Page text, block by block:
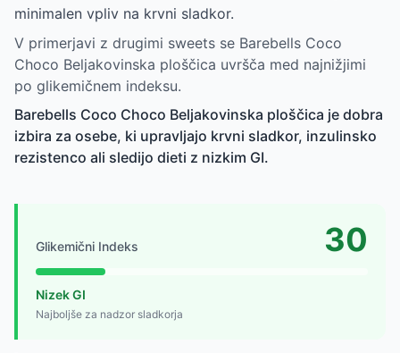
minimalen vpliv na krvni sladkor.
V primerjavi z drugimi sweets se Barebells Coco
Choco Beljakovinska ploščica uvršča med najnižjimi
po glikemičnem indeksu.
Barebells Coco Choco Beljakovinska ploščica je dobra
izbira za osebe, ki upravljajo krvni sladkor, inzulinsko
rezistenco ali sledijo dieti z nizkim GI.
Glikemični Indeks 30
Nizek GI
Najboljše za nadzor sladkorja